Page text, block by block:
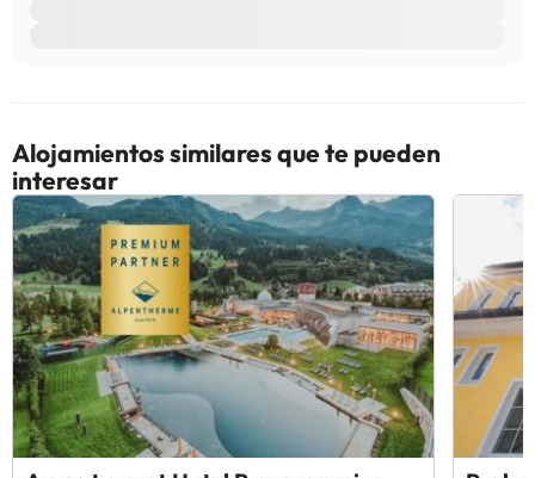
Alojamientos similares que te pueden
interesar